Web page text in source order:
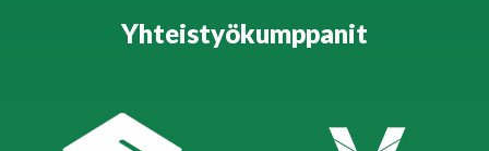
Yhteistyökumppanit